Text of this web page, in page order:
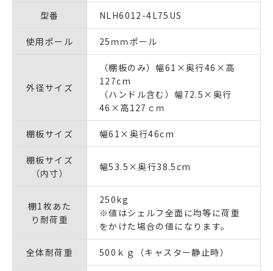
型番 NLH6012-4L75US
使用ポール 25ｍｍポール
外径サイズ
（棚板のみ）幅61×奥行46×高
127cm
（ハンドル含む）幅72.5×奥行
46×高127ｃｍ
棚板サイズ 幅61×奥行46cm
棚板サイズ
（内寸）
幅53.5×奥行38.5cm
棚1枚あた
り耐荷重
250kg
※値はシェルフ全面に均等に荷重
をかけた場合の値になります。
全体耐荷重 500ｋｇ（キャスター静止時）